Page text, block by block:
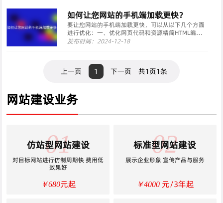
如何让您网站的手机端加载更快？
要让您网站的手机端加载更快，可以从以下几个方面
进行优化：一、优化网页代码和资源精简HTML编
码：删除不必要的HTML代码，避免冗余和复杂的结
发布时间：2024-12-18
上一页 1 下一页 共1页1条
网站建设业务
01
仿站型网站建设
对目标网站进行仿制周期快 费用低
效果好
￥680元起
02
标准型网站建设
展示企业形象 宣传产品与服务
￥4000元/3年起